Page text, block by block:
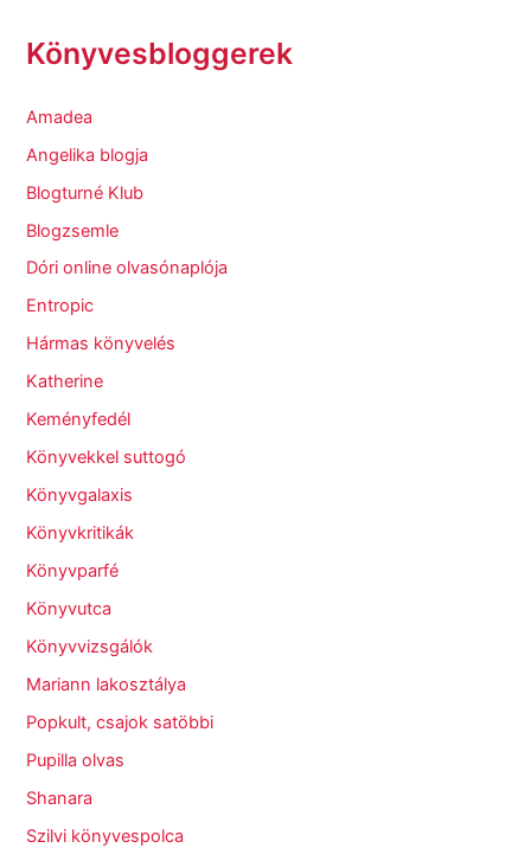
Könyvesbloggerek
Amadea
Angelika blogja
Blogturné Klub
Blogzsemle
Dóri online olvasónaplója
Entropic
Hármas könyvelés
Katherine
Keményfedél
Könyvekkel suttogó
Könyvgalaxis
Könyvkritikák
Könyvparfé
Könyvutca
Könyvvizsgálók
Mariann lakosztálya
Popkult, csajok satöbbi
Pupilla olvas
Shanara
Szilvi könyvespolca